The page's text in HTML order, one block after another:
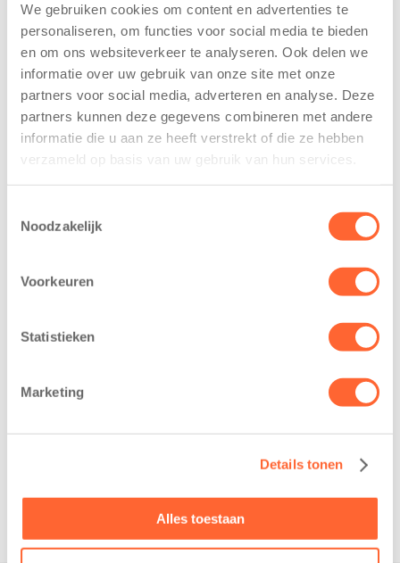
We gebruiken cookies om content en advertenties te
personaliseren, om functies voor social media te bieden
en om ons websiteverkeer te analyseren. Ook delen we
informatie over uw gebruik van onze site met onze
partners voor social media, adverteren en analyse. Deze
partners kunnen deze gegevens combineren met andere
informatie die u aan ze heeft verstrekt of die ze hebben
verzameld op basis van uw gebruik van hun services.
Noodzakelijk
Voorkeuren
Statistieken
Marketing
Details tonen
Alles toestaan
Kinderen BSO
De
Westerburcht
trainen alvast
voor Kids First
Mini 4 Mijl
2026 – Kinderen
voor de Kids First
kregen een…
Kids First
tekent
koopcontract
voor nieuw
kindcentrum in
wijk Wiarda in
Leeuwarden